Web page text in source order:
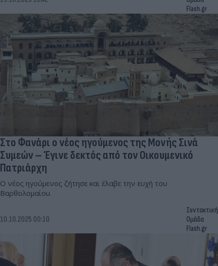
Flash.gr
Στο Φανάρι ο νέος ηγούμενος της Μονής Σινά
Συμεών – Έγινε δεκτός από τον Οικουμενικό
Πατριάρχη
Ο νέος ηγούμενος ζήτησε και έλαβε την ευχή του
Βαρθολομαίου.
10.10.2025 00:10
Συντακτική
Ομάδα
Flash.gr